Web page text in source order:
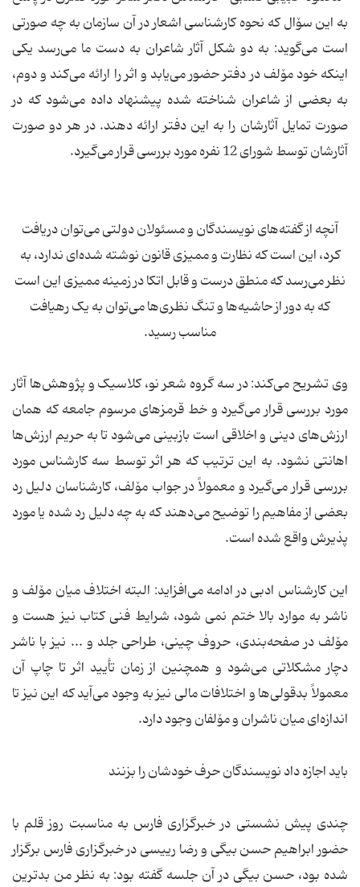
به این سۆال که نحوه کارشناسی اشعار در آن سازمان به چه صورتی
است می‌گوید: به دو شکل آثار شاعران به دست ما می‌رسد یکی
اینکه خود مۆلف در دفتر حضور می‌یابد و اثر را ارائه می‌کند و دوم،
به بعضی از شاعران شناخته شده پیشنهاد داده می‌شود که در
صورت تمایل آثارشان را به این دفتر ارائه دهند. در هر دو صورت
آثارشان توسط شورای 12 نفره مورد بررسی قرار می‌گیرد.
آنچه از گفته‌های نویسندگان و مسئولان دولتی می‌توان دریافت
کرد، این است که نظارت و ممیزی قانون نوشته شده‌ای ندارد، به
نظر می‌رسد که منطق درست و قابل اتکا در زمینه ممیزی این است
که به دور از حاشیه‌ها و تنگ نظری‌ها می‌توان به یک رهیافت
مناسب رسید.
وی تشریح می‌کند: در سه گروه شعر نو، کلاسیک و پژوهش‌ها آثار
مورد بررسی قرار می‌گیرد و خط قرمزهای مرسوم جامعه که همان
ارزش‌های دینی و اخلاقی است بازبینی می‌شود تا به حریم ارزش‌ها
اهانتی نشود. به این ترتیب که هر اثر توسط سه کارشناس مورد
بررسی قرار می‌گیرد و معمولاً در جواب مۆلف، کارشناسان دلیل رد
بعضی از مفاهیم را توضیح می‌دهند که به چه دلیل رد شده یا مورد
پذیرش واقع شده است.
این کارشناس ادبی در ادامه می‌افزاید: البته اختلاف میان مۆلف و
ناشر به موارد بالا ختم نمی شود، شرایط فنی کتاب نیز هست و
مۆلف در صفحه‌بندی، حروف چینی، طراحی جلد و ... نیز با ناشر
دچار مشکلاتی می‌شود و همچنین از زمان تأیید اثر تا چاپ آن
معمولاً بدقولی‌ها و اختلافات مالی نیز به وجود می‌آید که این نیز تا
اندازه‌ای میان ناشران و مۆلفان وجود دارد.
باید اجازه داد نویسندگان حرف خودشان را بزنند
چندی پیش نشستی در خبرگزاری فارس به مناسبت روز قلم با
حضور ابراهیم حسن بیگی و رضا رییسی در خبرگزاری فارس برگزار
شده بود، حسن بیگی در آن جلسه گفته بود: به نظر من بدترین